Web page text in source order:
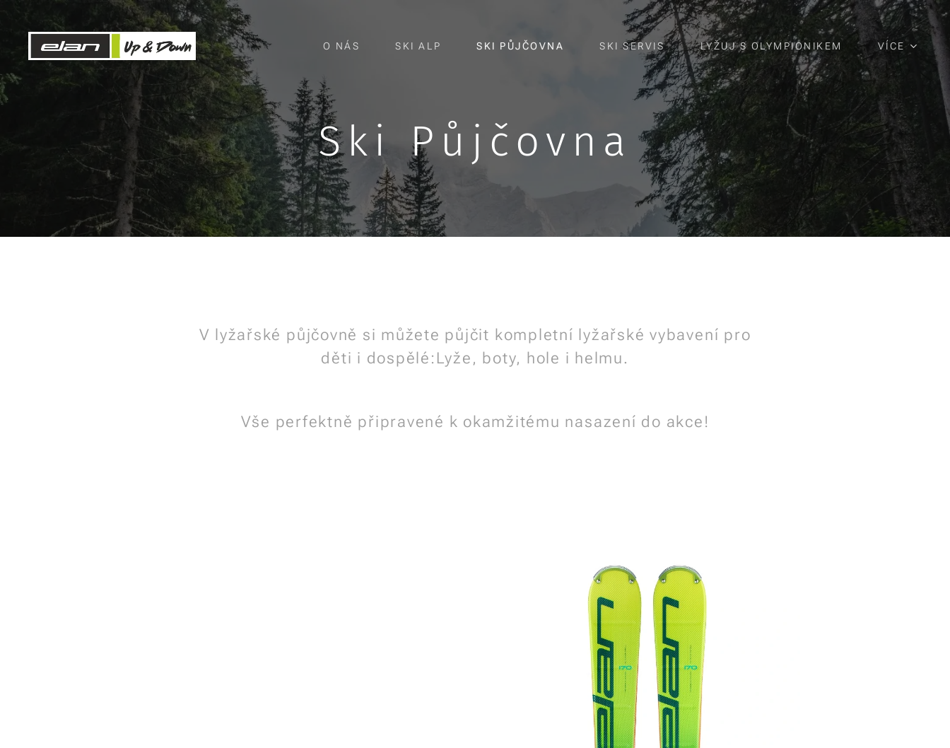
O NÁS SKI ALP SKI PŮJČOVNA SKI SERVIS LYŽUJ S OLYMPIONIKEM VÍCE
Ski Půjčovna
V lyžařské půjčovně si můžete půjčit kompletní lyžařské vybavení pro
děti i dospělé:Lyže, boty, hole i helmu.
Vše perfektně připravené k okamžitému nasazení do akce!